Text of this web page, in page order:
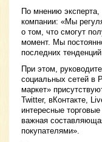
По мнению эксперта,
компании: «Мы
о том, что смогут
момент. Мы
последних
При этом,
социальных сетей в
маркет»
Twitter, вКонтакте,
интересные
важная
покупателями».